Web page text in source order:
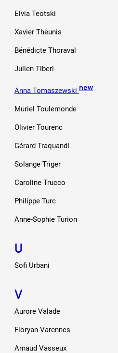
Elvia Teotski
Xavier Theunis
Bénédicte Thoraval
Julien Tiberi
Anna Tomaszewski new
Muriel Toulemonde
Olivier Tourenc
Gérard Traquandi
Solange Triger
Caroline Trucco
Philippe Turc
Anne-Sophie Turion
U
Sofi Urbani
V
Aurore Valade
Floryan Varennes
Arnaud Vasseux